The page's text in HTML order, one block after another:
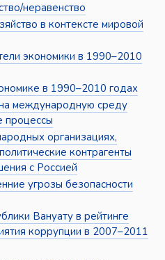
неравенство
в контексте мировой
экономики в 1990–2010
в 1990–2010 годах
международную среду
процессы
организациях,
контрагенты
с Россией
угрозы безопасности
Вануату в рейтинге
коррупции в 2007–2011